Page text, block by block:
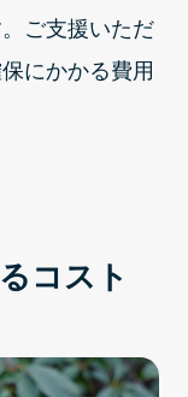
ご支援いただ
にかかる費用
コスト